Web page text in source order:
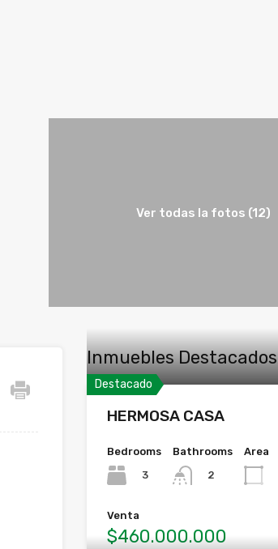
Ver todas la fotos (12)
Inmuebles Destacados
Destacado
HERMOSA CASA
Bedrooms
3
Bathrooms
2
Area
Venta
$460.000.000